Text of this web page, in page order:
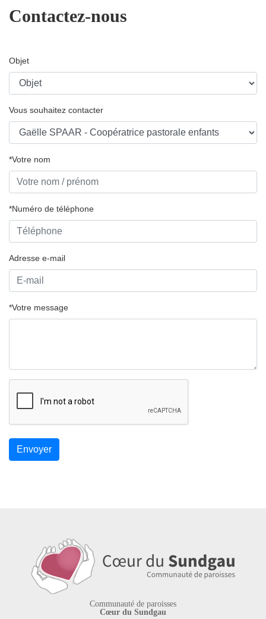
Contactez-nous
Objet
Vous souhaitez contacter
*Votre nom
*Numéro de téléphone
Adresse e-mail
*Votre message
Communauté de paroisses
Cœur du Sundgau